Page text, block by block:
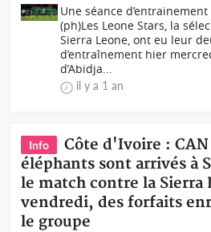
Une séance
(ph)Les Leone Stars, la
Sierra Leone, ont eu leur
d’entraînement hier
d’Abidja...
il y a 1 an
Info
Côte d'Ivoire : CAN
éléphants sont arrivés à
le match contre la Sierra
vendredi, des forfaits
le groupe